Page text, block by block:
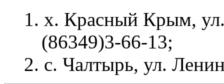
х. Красный Крым,
(86349)3-66-13;
с. Чалтырь, ул.